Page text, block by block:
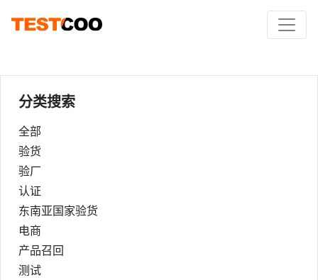
分类搜索
全部
验货
验厂
认证
东南亚国家验货
电商
产品召回
测试